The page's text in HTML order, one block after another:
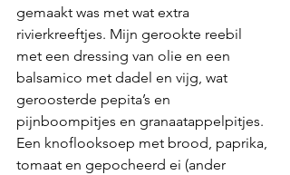
gemaakt was met wat extra
rivierkreeftjes. Mijn gerookte reebil
met een dressing van olie en een
balsamico met dadel en vijg, wat
geroosterde pepita’s en
pijnboompitjes en granaatappelpitjes.
Een knoflooksoep met brood, paprika,
tomaat en gepocheerd ei (ander